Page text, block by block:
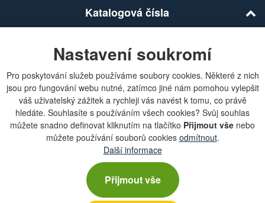
Nastavení soukromí
Pro poskytování služeb používáme soubory cookies. Některé z nich
jsou pro fungování webu nutné, zatímco jiné nám pomohou vylepšit
váš uživatelský zážitek a rychleji vás navést k tomu, co právě
hledáte. Souhlasíte s používáním všech cookies? Svůj souhlas
můžete snadno definovat kliknutím na tlačítko Přijmout vše nebo
můžete používání souborů cookies odmítnout.
Další informace
Přijmout vše
Katalogová čísla
Chcete dostávat lákavé nabídky přímo do své e-
mailové schránky?
Zobrazit aktuální newsletter
Rychlá navigace